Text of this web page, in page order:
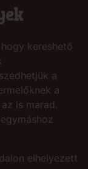
kereshető
a
a
is marad.
elhelyezett